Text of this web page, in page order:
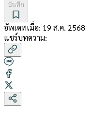
บันทึก
อัพเดทเมื่อ: 19 ส.ค. 2568
แชร์บทความ: